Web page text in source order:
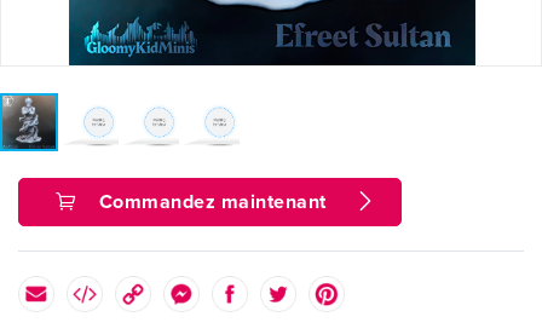
Commandez maintenant